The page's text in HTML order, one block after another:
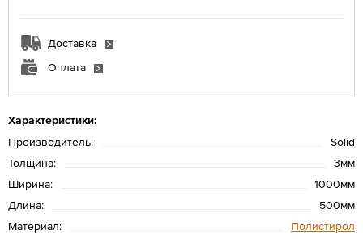
Характеристики:
Производитель:
Solid
Толщина:
3мм
Ширина:
1000мм
Длина:
500мм
Материал:
Полистирол
Доставка
Оплата